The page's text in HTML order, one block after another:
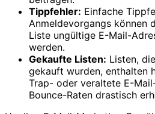
Tippfehler: Einfache
Anmeldevorgangs können
Liste ungültige E-Mail-
werden.
Gekaufte Listen: Listen,
gekauft wurden, enthalten
Trap- oder veraltete E-
Bounce-Raten drastisch